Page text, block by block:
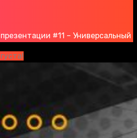
#11 – Универсальный